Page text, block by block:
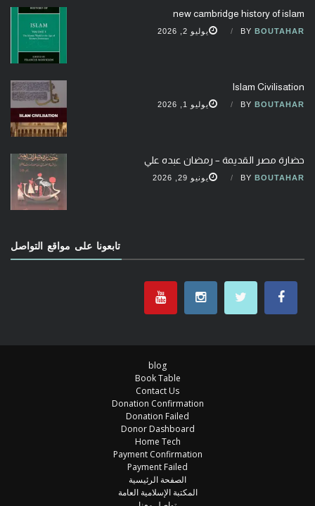
new cambridge history of islam
BY BOUTAHAR يوليو 2, 2026
Islam Civilisation
BY BOUTAHAR يوليو 1, 2026
حضارة مصر القديمة – رمضان عبده علي
BY BOUTAHAR يونيو 29, 2026
تابعونا على مواقع التواصل
blog
Book Table
Contact Us
Donation Confirmation
Donation Failed
Donor Dashboard
Home Tech
Payment Confirmation
Payment Failed
الصفحة الرئيسية
المكتبة الإسلامية العامة